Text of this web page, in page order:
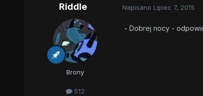
Riddle
Brony
512
Napisano Lipiec 7, 2015
- Dobrej nocy -